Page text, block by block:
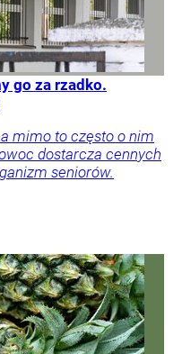
go za rzadko.
mimo to często o nim
dostarcza cennych
seniorów.